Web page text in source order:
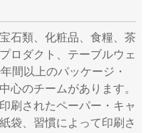
石類、化粧品、食糧、茶
ロダクト、テーブルウェ
間以上のパッケージ・
心のチームがあります。
刷されたペーパー・キャ
袋、習慣によって印刷さ